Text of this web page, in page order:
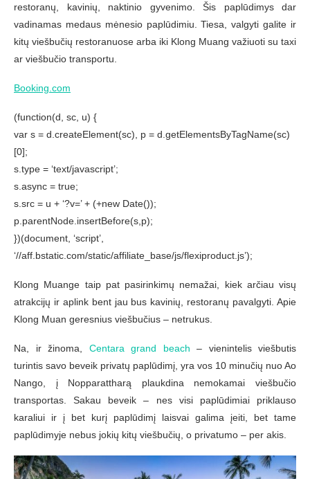
restoranų, kavinių, naktinio gyvenimo. Šis paplūdimys dar
vadinamas medaus mėnesio paplūdimiu. Tiesa, valgyti galite ir
kitų viešbučių restoranuose arba iki Klong Muang važiuoti su taxi
ar viešbučio transportu.
Booking.com
(function(d, sc, u) {
var s = d.createElement(sc), p = d.getElementsByTagName(sc)
[0];
s.type = ‘text/javascript’;
s.async = true;
s.src = u + ‘?v=’ + (+new Date());
p.parentNode.insertBefore(s,p);
})(document, ‘script’,
‘//aff.bstatic.com/static/affiliate_base/js/flexiproduct.js’);
Klong Muange taip pat pasirinkimų nemažai, kiek arčiau visų
atrakcijų ir aplink bent jau bus kavinių, restoranų pavalgyti. Apie
Klong Muan geresnius viešbučius – netrukus.
Na, ir žinoma, Centara grand beach – vienintelis viešbutis
turintis savo beveik privatų paplūdimį, yra vos 10 minučių nuo Ao
Nango, į Nopparattharą plaukdina nemokamai viešbučio
transportas. Sakau beveik – nes visi paplūdimiai priklauso
karaliui ir į bet kurį paplūdimį laisvai galima įeiti, bet tame
paplūdimyje nebus jokių kitų viešbučių, o privatumo – per akis.